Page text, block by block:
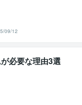
09/12
必要な理由3選